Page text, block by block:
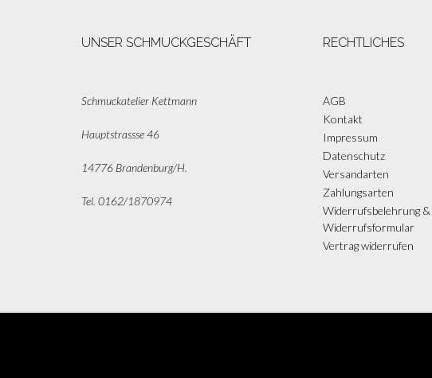
UNSER SCHMUCKGESCHÄFT
Schmuckatelier Kettmann
Hauptstrassse 46
14776 Brandenburg/H.
Tel. 0162/1870974
RECHTLICHES
AGB
Kontakt
Impressum
Datenschutz
Versandarten
Zahlungsarten
Widerrufsbelehrung &
Widerrufsformular
Vertrag widerrufen